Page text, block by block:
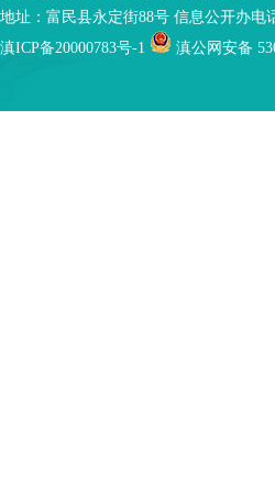
地址：富民县永定街88号 信息公开办电
滇ICP备20000783号-1
滇公网安备